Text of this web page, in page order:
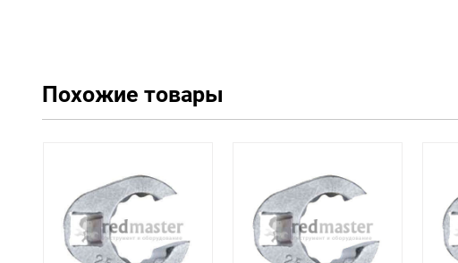
Похожие товары